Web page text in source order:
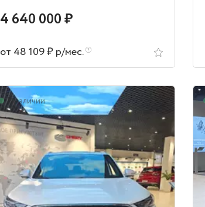
4 640 000 ₽
от 48 109 ₽ р/мес.
В наличии